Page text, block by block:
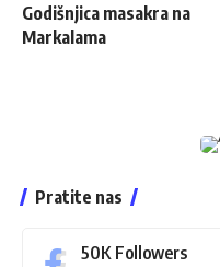
Godišnjica masakra na
Markalama
Pratite nas
50K Followers